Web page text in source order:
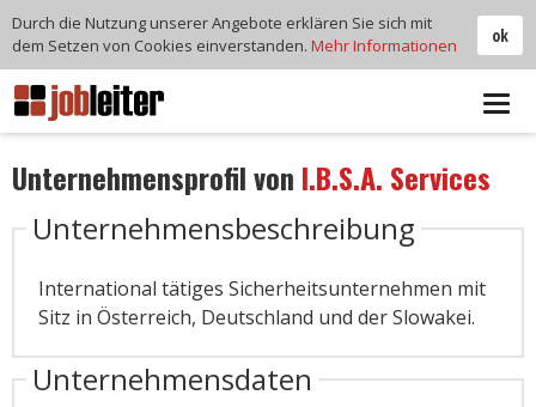
Unternehmensprofil von I.B.S.A. Services
Unternehmensbeschreibung
International tätiges Sicherheitsunternehmen mit
Sitz in Österreich, Deutschland und der Slowakei.
Unternehmensdaten
ok
Durch die Nutzung unserer Angebote erklären Sie sich mit
dem Setzen von Cookies einverstanden. Mehr Informationen